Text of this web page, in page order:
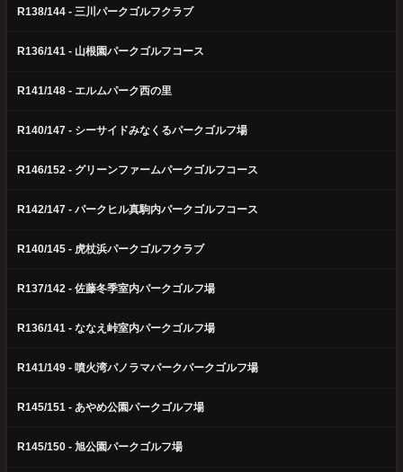
R138/144 - 三川パークゴルフクラブ
R136/141 - 山根園パークゴルフコース
R141/148 - エルムパーク西の里
R140/147 - シーサイドみなくるパークゴルフ場
R146/152 - グリーンファームパークゴルフコース
R142/147 - パークヒル真駒内パークゴルフコース
R140/145 - 虎杖浜パークゴルフクラブ
R137/142 - 佐藤冬季室内パークゴルフ場
R136/141 - ななえ峠室内パークゴルフ場
R141/149 - 噴火湾パノラマパークパークゴルフ場
R145/151 - あやめ公園パークゴルフ場
R145/150 - 旭公園パークゴルフ場